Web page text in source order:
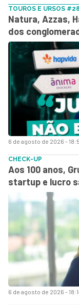
6 de agosto de 2026 -
TOUROS E URSOS
Natura, Azzas,
dos
6 de agosto de 2026 -
CHECK-UP
Aos 100 anos,
startup e lucro